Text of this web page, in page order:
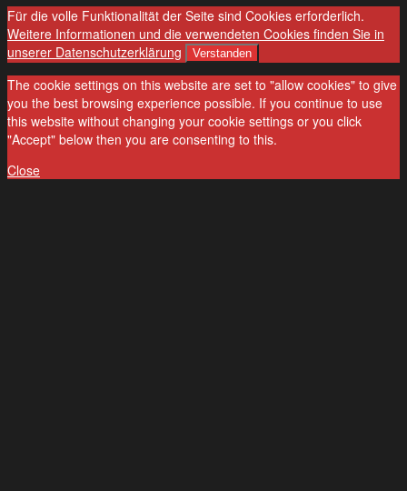
Für die volle Funktionalität der Seite sind Cookies erforderlich.
Weitere Informationen und die verwendeten Cookies finden Sie in
unserer Datenschutzerklärung
Verstanden
The cookie settings on this website are set to "allow cookies" to give
you the best browsing experience possible. If you continue to use
this website without changing your cookie settings or you click
"Accept" below then you are consenting to this.
Close